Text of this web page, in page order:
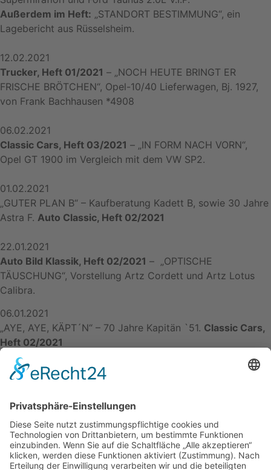
Außerdem im Heft: „STANDORT BESTIMMUNG“, ein
Lagebericht aus Rüsselsheim.
12.02.2021
Trucker, Heft 01/2021 – „NOCH HEUTE BRINGT ER
FRISCHE BRÖTCHEN“, Opel-10/40 Lieferwagen, Bj. 1927,
von Frank Bachhausen *4908
06.02.2021
Classic Cars, Heft 03/2021 – „IN FORM NACH VORN“,
Opel GT 1900 im Vergleich mit dem VW SP2.
01.02.2021
„GUTER PLAN B“ – Kaufberatung Kadett B, sowie 30 Jahre
Astra F. Auto Classic, Heft 02/2021
22.01.2021
Auto Bild Klassik, Heft 02/2021 – „OPTISCHE
TÄUSCHUNG“, Vorstellung Artz Cordett und Artz Lotus
Calibra.
06.01.2021
„AYE, AYE, KÄPT´N“ – 70 Jahre Kapitän `51. Classic Cars,
Heft 02/2021
Zurück
Presseschau 2020
Presseschau 2022 Nächster
Impressum
Datenschutzerklärung
Mitgliederbereich
Facebook
Instagram
Umsetzung:DOUBLE-A-DESIGN